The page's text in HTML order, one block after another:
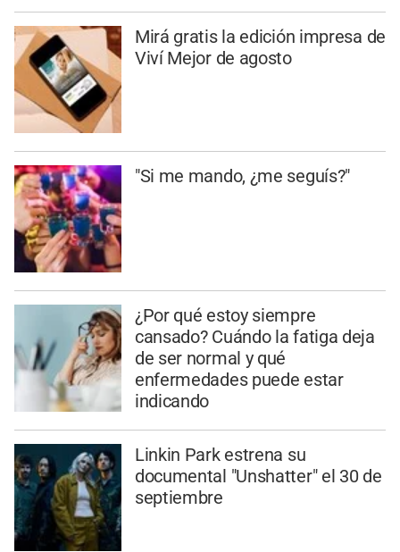
Mirá gratis la edición impresa de
Viví Mejor de agosto
"Si me mando, ¿me seguís?"
¿Por qué estoy siempre
cansado? Cuándo la fatiga deja
de ser normal y qué
enfermedades puede estar
indicando
Linkin Park estrena su
documental "Unshatter" el 30 de
septiembre